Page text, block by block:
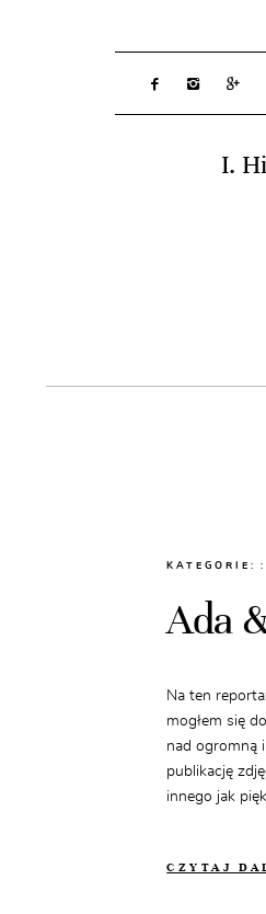
KATEGORIE:
Ada
Na ten
mogłem się
nad ogromną
publikację
innego jak
CZYTAJ